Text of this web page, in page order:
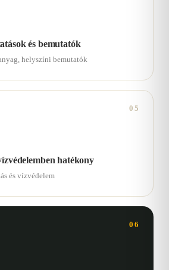
és bemutatók
helyszíni bemutatók
05
hatékony
és vízvédelem
06